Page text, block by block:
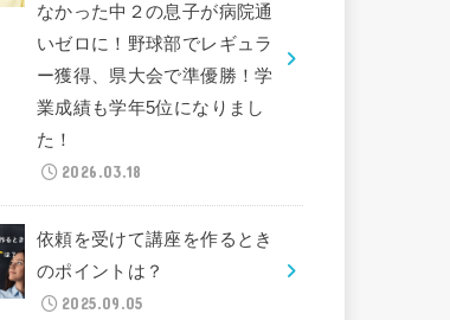
なかった中２の息子が病院通
いゼロに！野球部でレギュラ
ー獲得、県大会で準優勝！学
業成績も学年5位になりまし
た！
2026.03.18
依頼を受けて講座を作るとき
のポイントは？
2025.09.05